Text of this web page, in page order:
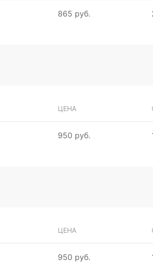
865 руб.
ЦЕНА
950 руб.
ЦЕНА
950 руб.